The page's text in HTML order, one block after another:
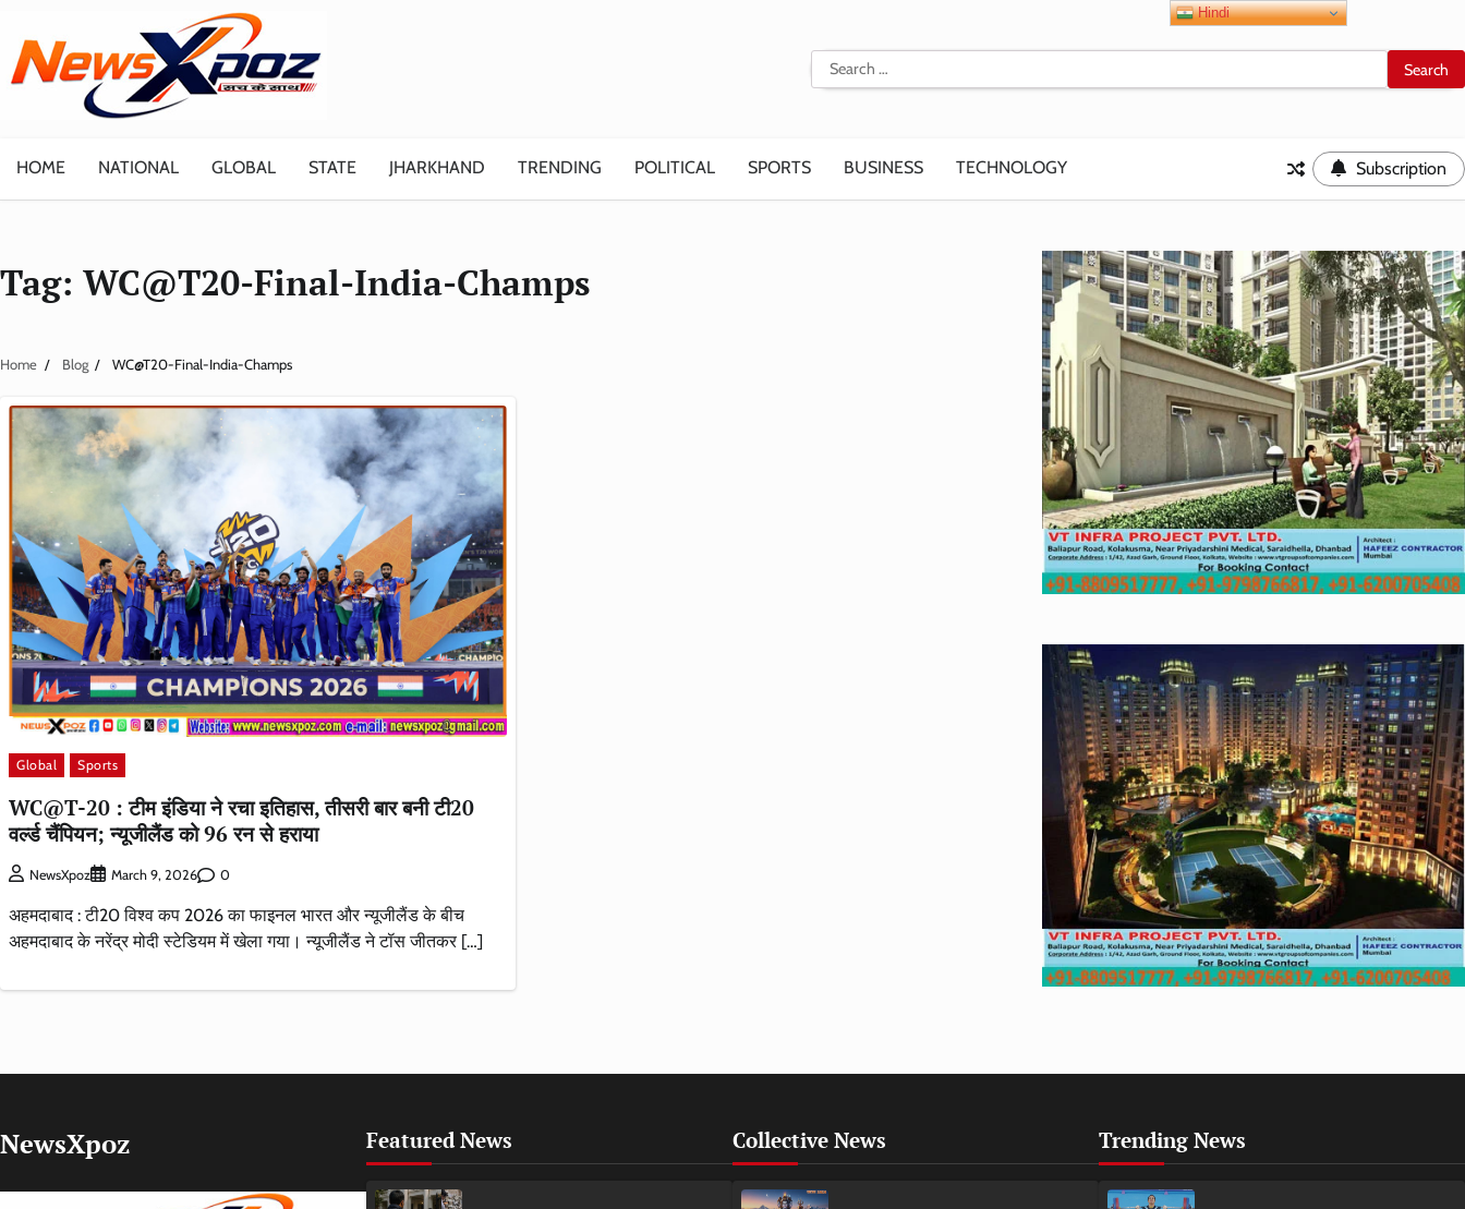
content
Search
for:
HOME NATIONAL GLOBAL STATE JHARKHAND TRENDING POLITICAL SPORTS BUSINESS TECHNOLOGY Subscription
Tag: WC@T20-Final-India-Champs
Home Blog WC@T20-Final-India-Champs
Global Sports
WC@T-20 : टीम इंडिया ने रचा इतिहास, तीसरी बार बनी टी20
वर्ल्ड चैंपियन; न्यूजीलैंड को 96 रन से हराया
NewsXpoz March 9, 2026 0
अहमदाबाद : टी20 विश्व कप 2026 का फाइनल भारत और न्यूजीलैंड के बीच
अहमदाबाद के नरेंद्र मोदी स्टेडियम में खेला गया। न्यूजीलैंड ने टॉस जीतकर […]
NewsXpoz Featured News Collective News Trending News
Hindi